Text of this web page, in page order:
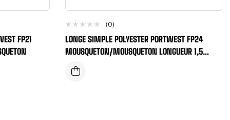
FP21
(0)
LONGE SIMPLE POLYESTER PORTWEST FP24
MOUSQUETON/MOUSQUETON LONGUEUR 1,5
METRES